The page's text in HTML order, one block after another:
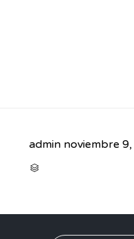
admin noviembre
